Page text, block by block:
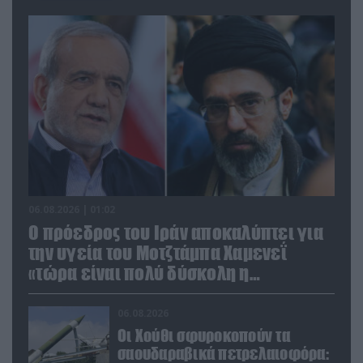
Ο πρόεδρος του Ιράν αποκαλύπτει για
την υγεία του Μοτζτάμπα Χαμενεΐ
«τώρα είναι πολύ δύσκολη η
επικοινωνία»
Οι Χούθι σφυροκοπούν τα
σαουδαραβικά πετρελαιοφόρα: